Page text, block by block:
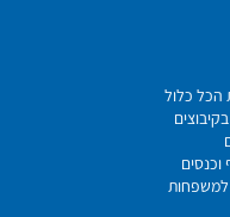
הכל כלול
וכנסים
למשפחות